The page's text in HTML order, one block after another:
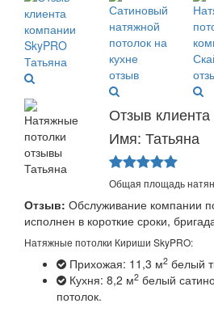
Отзыв
Имя: Татьяна
Общая площадь
Отзыв: Обслуживание компании
исполнен в короткие сроки,
Натяжные потолки Кириши SkyPRO:
Прихожая: 11,3 м2 белый
Кухня: 8,2 м2 белый
потолок.